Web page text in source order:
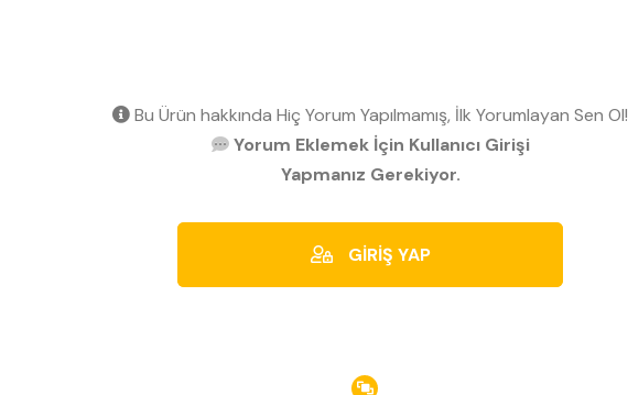
Bu Ürün hakkında Hiç Yorum Yapılmamış, İlk Yorumlayan Sen Ol!
Yorum Eklemek İçin Kullanıcı Girişi
Yapmanız Gerekiyor.
GİRİŞ YAP